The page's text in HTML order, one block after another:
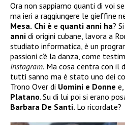
Ora non sappiamo quanti di voi
ma ieri a raggiungere le gieffine
Mesa. Chi è e quanti anni ha?
anni di origini cubane, lavora a
studiato informatica, è un
passioni c’è la danza, come
Instagram. Ma cosa c’entra con il
tutti sanno ma è stato uno dei
Trono Over di Uomini e Donne
Platano. Su di lui poi si erano
Barbara De Santi. Lo ricordate?